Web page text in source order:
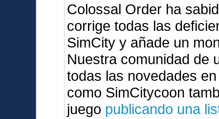
Colossal Order ha
corrige todas las
SimCity y añade un
Nuestra comunidad de
todas las novedades
como SimCitycoon
juego publicando una